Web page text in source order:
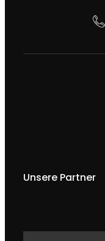
Unsere Partner